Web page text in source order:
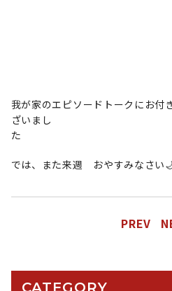
我が家のエピソードトークにお付
ざいまし
では、また来週 おやすみなさい
PREV
CATEGORY